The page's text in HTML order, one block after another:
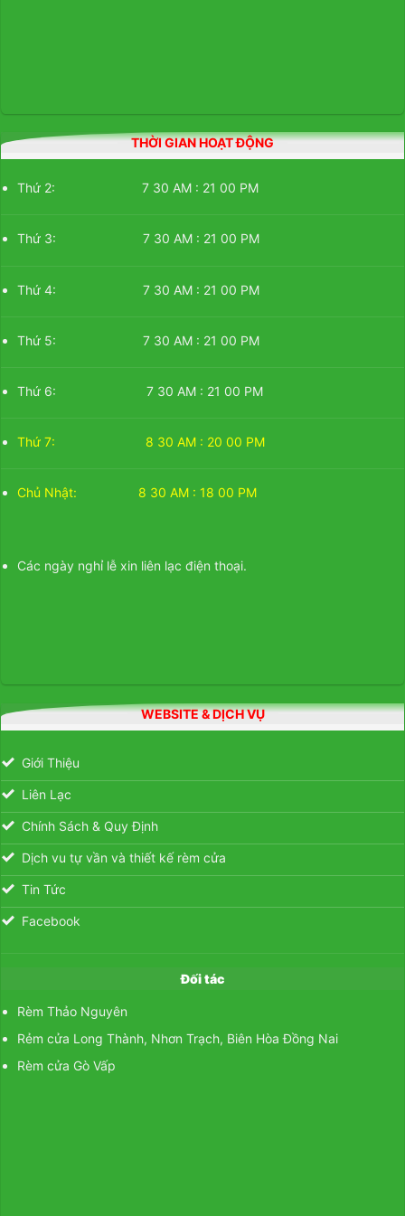
THỜI GIAN HOẠT ĐỘNG
Thứ 2: 7 30 AM : 21 00 PM
Thứ 3: 7 30 AM : 21 00 PM
Thứ 4: 7 30 AM : 21 00 PM
Thứ 5: 7 30 AM : 21 00 PM
Thứ 6: 7 30 AM : 21 00 PM
Thứ 7: 8 30 AM : 20 00 PM
Chủ Nhật: 8 30 AM : 18 00 PM
Các ngày nghỉ lễ xin liên lạc điện thoại.
WEBSITE & DỊCH VỤ
Giới Thiệu
Liên Lạc
Chính Sách & Quy Định
Dịch vu tự vần và thiết kế rèm cửa
Tin Tức
Facebook
Đối tác
Rèm Thảo Nguyên
Rẻm cửa Long Thành, Nhơn Trạch, Biên Hòa Đồng Nai
Rèm cửa Gò Vấp